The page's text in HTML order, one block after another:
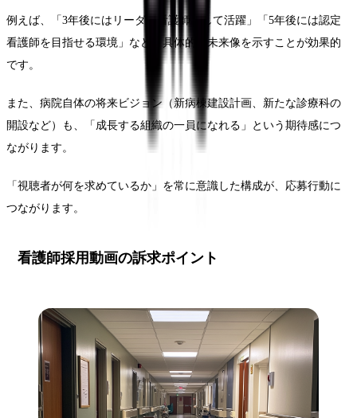
例えば、「3年後にはリーダー看護師として活躍」「5年後には認定
看護師を目指せる環境」など、具体的な未来像を示すことが効果的
です。
また、病院自体の将来ビジョン（新病棟建設計画、新たな診療科の
開設など）も、「成長する組織の一員になれる」という期待感につ
ながります。
「視聴者が何を求めているか」を常に意識した構成が、応募行動に
つながります。
看護師採用動画の訴求ポイント